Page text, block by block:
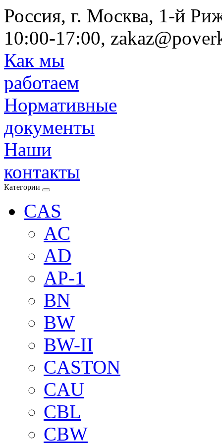
Россия, г. Москва, 1-й
10:00-17:00,
Как мы
работаем
Нормативные
документы
Наши
контакты
Категории
CAS
AC
AD
AP-1
BN
BW
BW-II
CASTON
CAU
CBL
CBW